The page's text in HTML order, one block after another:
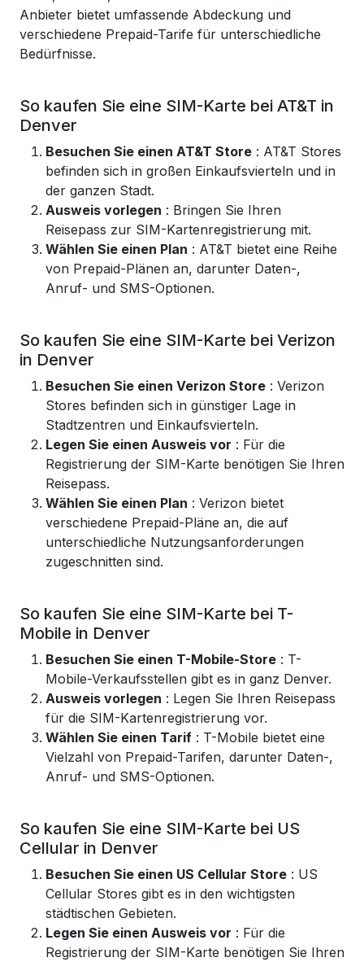
Anbieter bietet umfassende Abdeckung und
verschiedene Prepaid-Tarife für unterschiedliche
Bedürfnisse.
So kaufen Sie eine SIM-Karte bei AT&T in
Denver
Besuchen Sie einen AT&T Store : AT&T Stores
befinden sich in großen Einkaufsvierteln und in
der ganzen Stadt.
Ausweis vorlegen : Bringen Sie Ihren
Reisepass zur SIM-Kartenregistrierung mit.
Wählen Sie einen Plan : AT&T bietet eine Reihe
von Prepaid-Plänen an, darunter Daten-,
Anruf- und SMS-Optionen.
So kaufen Sie eine SIM-Karte bei Verizon
in Denver
Besuchen Sie einen Verizon Store : Verizon
Stores befinden sich in günstiger Lage in
Stadtzentren und Einkaufsvierteln.
Legen Sie einen Ausweis vor : Für die
Registrierung der SIM-Karte benötigen Sie Ihren
Reisepass.
Wählen Sie einen Plan : Verizon bietet
verschiedene Prepaid-Pläne an, die auf
unterschiedliche Nutzungsanforderungen
zugeschnitten sind.
So kaufen Sie eine SIM-Karte bei T-
Mobile in Denver
Besuchen Sie einen T-Mobile-Store : T-
Mobile-Verkaufsstellen gibt es in ganz Denver.
Ausweis vorlegen : Legen Sie Ihren Reisepass
für die SIM-Kartenregistrierung vor.
Wählen Sie einen Tarif : T-Mobile bietet eine
Vielzahl von Prepaid-Tarifen, darunter Daten-,
Anruf- und SMS-Optionen.
So kaufen Sie eine SIM-Karte bei US
Cellular in Denver
Besuchen Sie einen US Cellular Store : US
Cellular Stores gibt es in den wichtigsten
städtischen Gebieten.
Legen Sie einen Ausweis vor : Für die
Registrierung der SIM-Karte benötigen Sie Ihren